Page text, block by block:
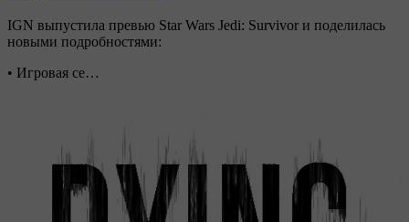
IGN выпустила превью Star Wars Jedi: Survivor и поделилась
новыми подробностями:
• Игровая се…